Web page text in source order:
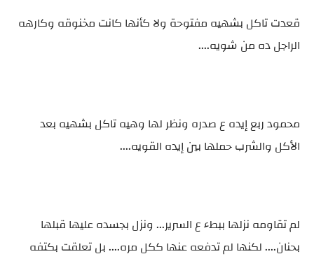
قعدت تاكل بشهيه مفتوحة ولا كأنها كانت مخنوقه وكارهه
الراجل ده من شويه....
محمود ربع إيده ع صدره ونظر لها وهيه تاكل بشهيه بعد
الأكل والشرب حملها بين إيده القويه....
لم تقاومه نزلها ببطء ع السرير... ونزل بجسده عليها قبلها
بحنان.... لكنها لم تدفعه عنها ككل مره.... بل تعلقت بكتفه